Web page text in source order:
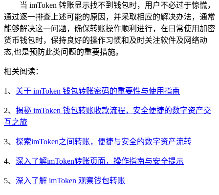
当 imToken 转账显示找不到钱包时，用户不必过于惊慌，
通过逐一排查上述可能的原因，并采取相应的解决办法，通常
能够解决这一问题，确保转账操作顺利进行，在日常使用加密
货币钱包时，保持良好的操作习惯和及时关注软件及网络动
态,也是预防此类问题的重要措施。
相关阅读：
1、 关于 imToken 钱包转账密码的重要性与使用指南
2、 揭秘 imToken 钱包转账收款流程，安全便捷的数字资产交
互之旅
3、 探索imToken之间转账，便捷与安全的数字资产流转
4、 深入了解imToken转账页面，操作指南与安全提示
5、 深入了解 imToken 观察钱包转账